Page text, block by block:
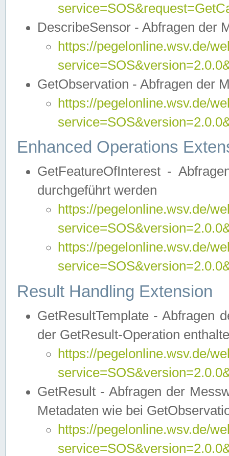
DescribeSensor - Abfragen der
https://pegelonline.wsv.de/
GetObservation - Abfragen der
https://pegelonline.wsv.de/
Enhanced Operations
GetFeatureOfInterest -
durchgeführt werden
https://pegelonline.wsv.de/
https://pegelonline.wsv.de/
Result Handling Extension
GetResultTemplate - Abfragen
der GetResult-Operation
https://pegelonline.wsv.de/
GetResult - Abfragen der
Metadaten wie bei
https://pegelonline.wsv.de/